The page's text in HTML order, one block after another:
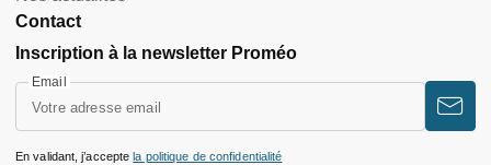
Contact
Inscription à la newsletter Proméo
Email
En validant, j’accepte la politique de confidentialité